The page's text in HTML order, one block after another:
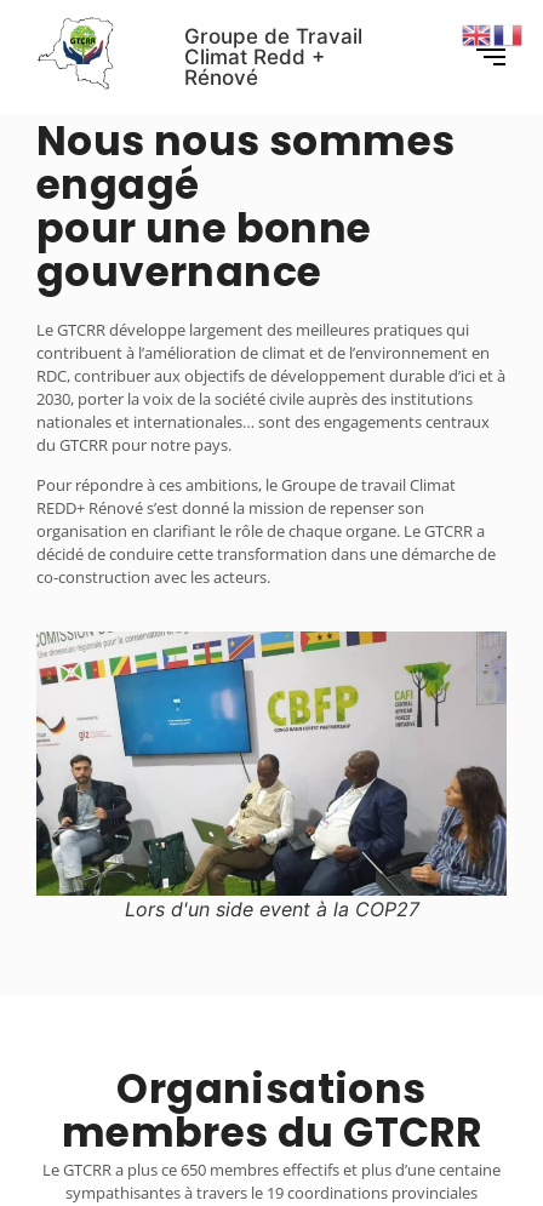
Groupe de Travail
Climat Redd +
Rénové
ORGANISATIONS MEMBRES DU GTCRR
Nous nous sommes
engagé
pour une bonne
gouvernance
Le GTCRR développe largement des meilleures pratiques qui
contribuent à l’amélioration de climat et de l’environnement en
RDC, contribuer aux objectifs de développement durable d’ici et à
2030, porter la voix de la société civile auprès des institutions
nationales et internationales… sont des engagements centraux
du GTCRR pour notre pays.
Pour répondre à ces ambitions, le Groupe de travail Climat
REDD+ Rénové s’est donné la mission de repenser son
organisation en clarifiant le rôle de chaque organe. Le GTCRR a
décidé de conduire cette transformation dans une démarche de
co-construction avec les acteurs.
Lors d'un side event à la COP27
Organisations
membres du GTCRR
Le GTCRR a plus ce 650 membres effectifs et plus d’une centaine
sympathisantes à travers le 19 coordinations provinciales